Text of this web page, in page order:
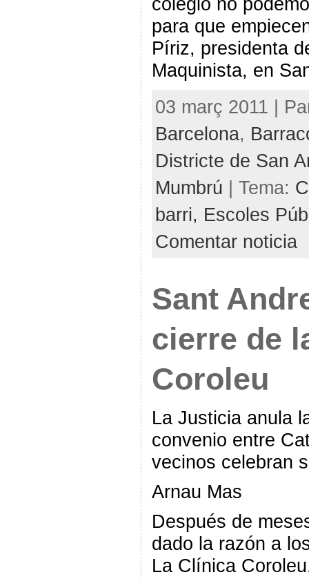
para que
Píriz, presidenta
Maquinista, en
03 març 2011 |
Barcelona,
Districte de San
Mumbrú | Tema:
barri, Escoles
Comentar noticia
Sant
cierre de
Coroleu
La Justicia anula
convenio entre
vecinos celebran
Arnau Mas
Después de
dado la razón a
La Clínica